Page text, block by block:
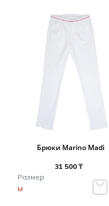
Брюки Marino Madi
31 500 ₸
Размер
M